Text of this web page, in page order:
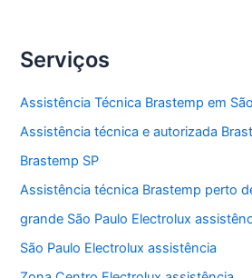
Serviços
Assistência Técnica Brastemp em
Assistência técnica e autorizada
Brastemp SP
Assistência técnica Brastemp perto
grande São Paulo Electrolux
São Paulo Electrolux assistência